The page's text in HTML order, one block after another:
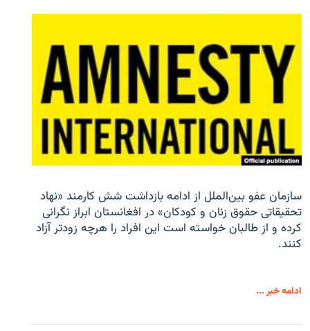
سازمان عفو بین‌الملل از ادامه بازداشت شش کارمند «نهاد
تحقیقاتی حقوق زنان و کودکان» در افغانستان ابراز نگرانی
کرده و از طالبان خواسته است این افراد را هرچه زودتر آزاد
کنند.
ادامه خبر ...